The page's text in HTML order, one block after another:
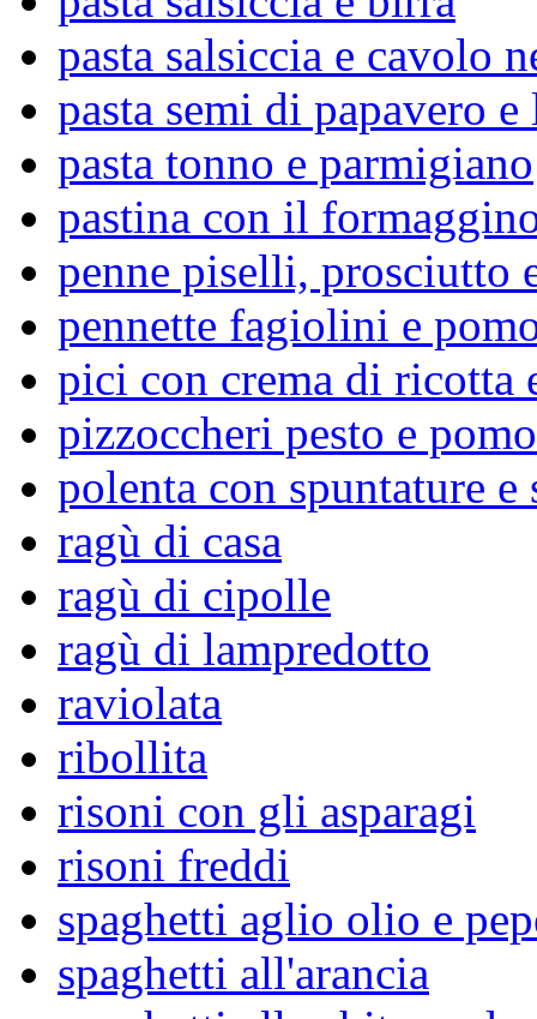
pasta salsiccia e cavolo
pasta semi di papavero
pasta tonno e parmigiano
pastina con il
penne piselli, prosciutto
pennette fagiolini e
pici con crema di ricotta
pizzoccheri pesto e
polenta con spuntature e
ragù di casa
ragù di cipolle
ragù di lampredotto
raviolata
ribollita
risoni con gli asparagi
risoni freddi
spaghetti aglio olio e
spaghetti all'arancia